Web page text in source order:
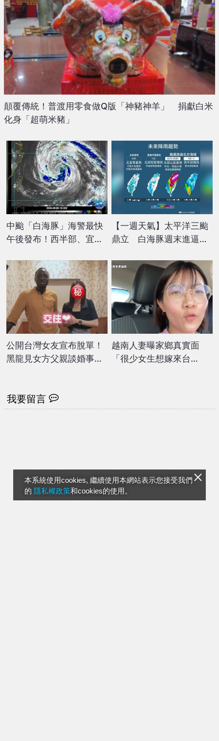
本系統使用cookies, 繼續使用本網站表示您接受我們
的 隱私權政策和cookies的使用。
顛覆傳統！普渡用零食做Q版「神豬神羊」 捐獻白米
化身「超萌米豬」
中颱「白海豚」海警最快
午後發布！西半部、宜蘭
【一週天氣】太平洋三颱
鼎立 白海豚週末進逼台
公開台灣女友宣布脫單！
黑龍見女方父親談婚事
越南人妻曝家鄉真實面
「很少女生想嫁來台
我要留言